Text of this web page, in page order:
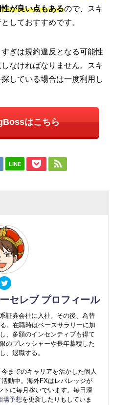
が良い点もあるので、スキ
しておすすめです。
ぎは規約違反となる可能性
なければなりません。スキ
している場合は一度利用し
はこちら
LINE
セレブ プロフィール
証券会社に入社。その後、為替
。在職時はベースサラリーに加
、多額のインセンティブも得て
のプレッシャーや長年蓄積した
、退職する。
までのキャリアを活かした個人
動中。海外FXはレバレッジが
トに毎月稼いでいます。毎日深
場予想を更新したりもしていま